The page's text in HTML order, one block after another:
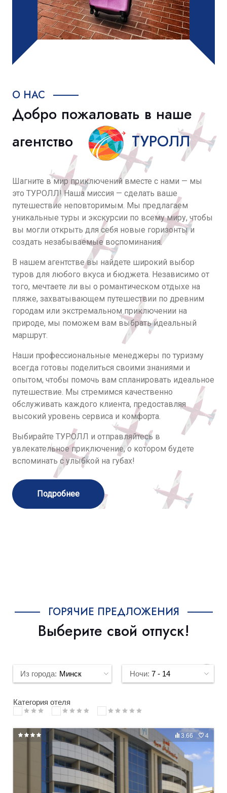
О НАС
Добро пожаловать в наше
агентство
ТУРОЛЛ
Шагните в мир приключений вместе с нами — мы
это ТУРОЛЛ! Наша миссия — сделать ваше
путешествие неповторимым. Мы предлагаем
уникальные туры и экскурсии по всему миру, чтобы
вы могли открыть для себя новые горизонты и
создать незабываемые воспоминания.
В нашем агентстве вы найдете широкий выбор
туров для любого вкуса и бюджета. Независимо от
того, мечтаете ли вы о романтическом отдыхе на
пляже, захватывающем путешествии по древним
городам или экстремальном приключении на
природе, мы поможем вам выбрать идеальный
маршрут.
Наши профессиональные менеджеры по туризму
всегда готовы поделиться своими знаниями и
опытом, чтобы помочь вам спланировать идеальное
путешествие. Мы стремимся качественно
обслуживать каждого клиента, предоставляя
высокий уровень сервиса и комфорта.
Выбирайте ТУРОЛЛ и отправляйтесь в
увлекательное приключение, о котором будете
вспоминать с улыбкой на губах!
Подробнее
ГОРЯЧИЕ ПРЕДЛОЖЕНИЯ
Выберите свой отпуск!